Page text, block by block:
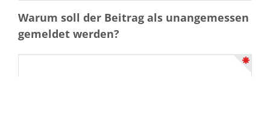
Warum soll der Beitrag als unangemessen
gemeldet werden?